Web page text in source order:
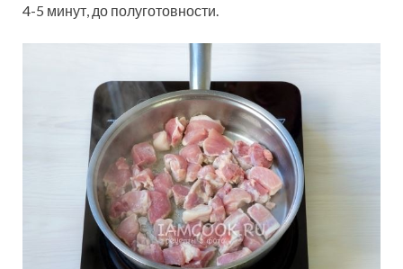
4-5 минут, до полуготовности.